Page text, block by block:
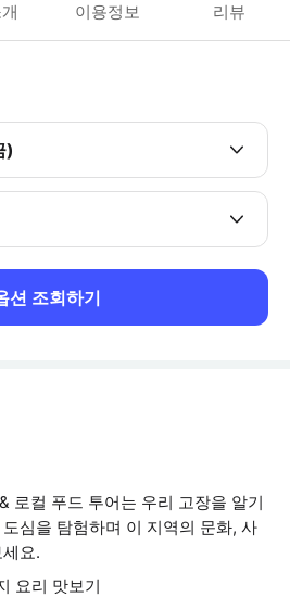
이용정보 리뷰
)
션 조회하기
로컬 푸드 투어는 우리 고장을 알기
심을 탐험하며 이 지역의 문화, 사
요.
요리 맛보기